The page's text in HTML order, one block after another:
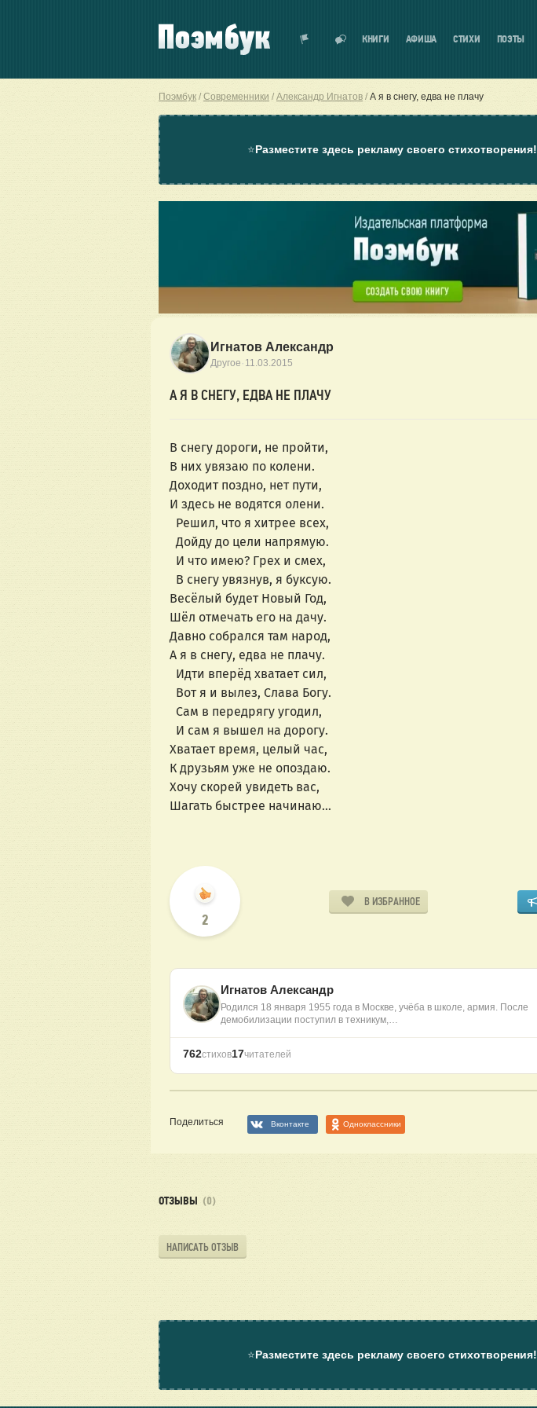
КНИГИ АФИША СТИХИ ПОЭТЫ
Поэмбук Современники Александр Игнатов А я в снегу, едва не плачу
⭐Разместите здесь рекламу своего стихотворения!
Игнатов Александр
Другое · 11.03.2015
А Я В СНЕГУ, ЕДВА НЕ ПЛАЧУ
В снегу дороги, не пройти,
В них увязаю по колени.
Доходит поздно, нет пути,
И здесь не водятся олени.
Решил, что я хитрее всех,
Дойду до цели напрямую.
И что имею? Грех и смех,
В снегу увязнув, я буксую.
Весёлый будет Новый Год,
Шёл отмечать его на дачу.
Давно собрался там народ,
А я в снегу, едва не плачу.
Идти вперёд хватает сил,
Вот я и вылез, Слава Богу.
Сам в передрягу угодил,
И сам я вышел на дорогу.
Хватает время, целый час,
К друзьям уже не опоздаю.
Хочу скорей увидеть вас,
Шагать быстрее начинаю…
2
В ИЗБРАННОЕ
Игнатов Александр
Родился 18 января 1955 года в Москве, учёба в школе, армия. После
демобилизации поступил в техникум,…
762стихов17читателей
Поделиться Вконтакте Одноклассники
ОТЗЫВЫ (0)
НАПИСАТЬ ОТЗЫВ
⭐Разместите здесь рекламу своего стихотворения!